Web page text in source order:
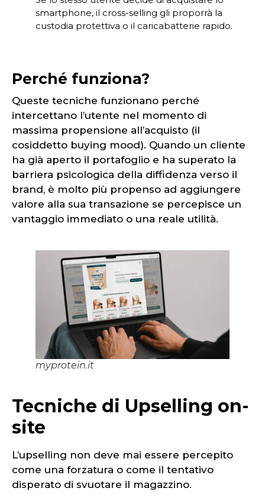
smartphone, il cross-selling gli proporrà la
custodia protettiva o il caricabatterie rapido.
Perché funziona?
Queste tecniche funzionano perché
intercettano l’utente nel momento di
massima propensione all’acquisto (il
cosiddetto buying mood). Quando un cliente
ha già aperto il portafoglio e ha superato la
barriera psicologica della diffidenza verso il
brand, è molto più propenso ad aggiungere
valore alla sua transazione se percepisce un
vantaggio immediato o una reale utilità.
myprotein.it
Tecniche di Upselling on-
site
L’upselling non deve mai essere percepito
come una forzatura o come il tentativo
disperato di svuotare il magazzino.